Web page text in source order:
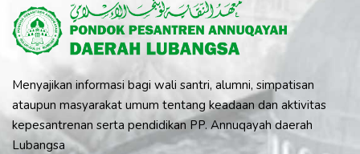
Menyajikan informasi bagi wali santri, alumni, simpatisan
ataupun masyarakat umum tentang keadaan dan aktivitas
kepesantrenan serta pendidikan PP. Annuqayah daerah
Lubangsa